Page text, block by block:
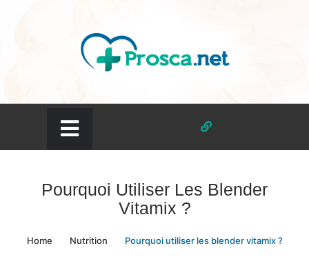
prosca.net
Pourquoi Utiliser Les Blender
Vitamix ?
Home Nutrition Pourquoi utiliser les blender vitamix ?